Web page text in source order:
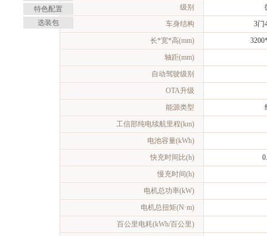
级别
车身结构
3门
长*宽*高(mm)
轴距(mm)
自动驾驶级别
OTA升级
能源类型
工信部纯电续航里程(km)
电池容量(kWh)
快充时间比(h)
慢充时间(h)
电机总功率(kW)
电机总扭矩(N·m)
百公里电耗(kWh/百公里)
特色配置
选装包